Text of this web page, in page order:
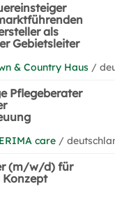
als
Gebietsleiter
& Country Haus /
Pflegeberater
care /
(m/w/d) für
Konzept